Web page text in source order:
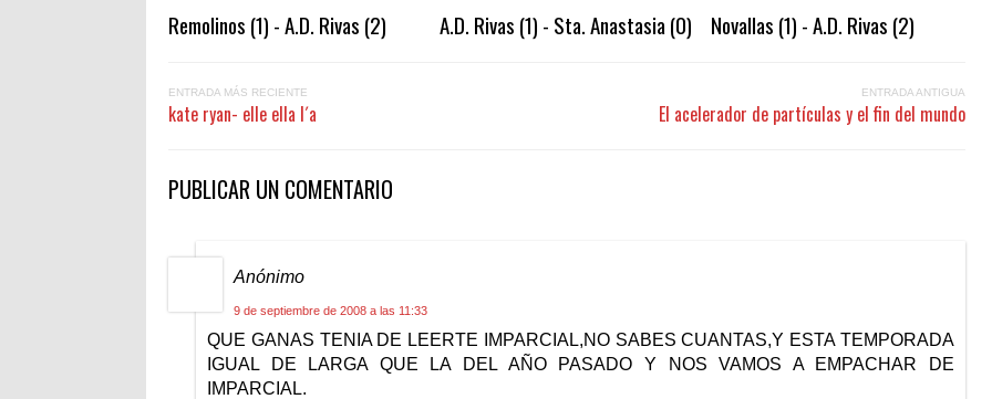
Remolinos (1) - A.D. Rivas (2) A.D. Rivas (1) - Sta. Anastasia (0) Novallas (1) - A.D. Rivas (2)
ENTRADA MÁS RECIENTE
kate ryan- elle ella l´a
ENTRADA ANTIGUA
El acelerador de partículas y el fin del mundo
PUBLICAR UN COMENTARIO
Anónimo
9 de septiembre de 2008 a las 11:33
QUE GANAS TENIA DE LEERTE IMPARCIAL,NO SABES CUANTAS,Y ESTA TEMPORADA
IGUAL DE LARGA QUE LA DEL AÑO PASADO Y NOS VAMOS A EMPACHAR DE
IMPARCIAL.